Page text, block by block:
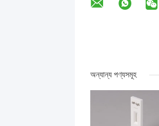
অন্যান্য পণ্যসমূহ